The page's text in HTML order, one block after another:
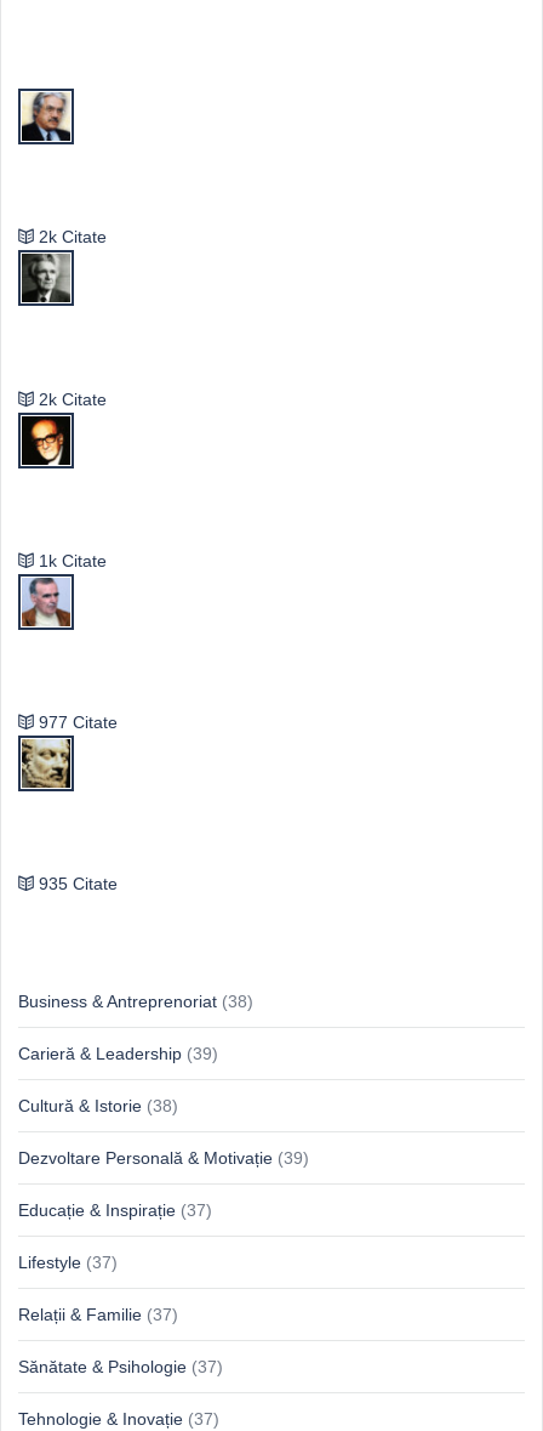
2k Citate
2k Citate
1k Citate
977 Citate
935 Citate
Business & Antreprenoriat (38)
Carieră & Leadership (39)
Cultură & Istorie (38)
Dezvoltare Personală & Motivație (39)
Educație & Inspirație (37)
Lifestyle (37)
Relații & Familie (37)
Sănătate & Psihologie (37)
Tehnologie & Inovație (37)